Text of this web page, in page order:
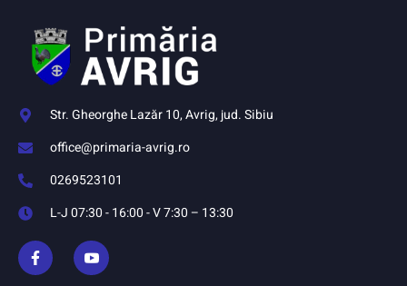
Str. Gheorghe Lazăr 10, Avrig, jud. Sibiu
office@primaria-avrig.ro
0269523101
L-J 07:30 - 16:00 - V 7:30 – 13:30